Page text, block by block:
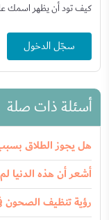
كيف تود أن يظهر اسمك
سجّل الدخول
أسئلة ذات صلة
هل يجوز الطلاق
أشعر أن هذه الدنيا
رؤية تنظيف الصحون